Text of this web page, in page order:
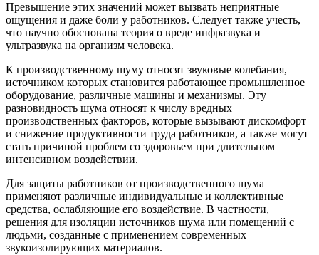
Превышение этих значений может вызвать неприятные
ощущения и даже боли у работников. Следует также учесть,
что научно обоснована теория о вреде инфразвука и
ультразвука на организм человека.
К производственному шуму относят звуковые колебания,
источником которых становится работающее промышленное
оборудование, различные машины и механизмы. Эту
разновидность шума относят к числу вредных
производственных факторов, которые вызывают дискомфорт
и снижение продуктивности труда работников, а также могут
стать причиной проблем со здоровьем при длительном
интенсивном воздействии.
Для защиты работников от производственного шума
применяют различные индивидуальные и коллективные
средства, ослабляющие его воздействие. В частности,
решения для изоляции источников шума или помещений с
людьми, созданные с применением современных
звукоизолирующих материалов.